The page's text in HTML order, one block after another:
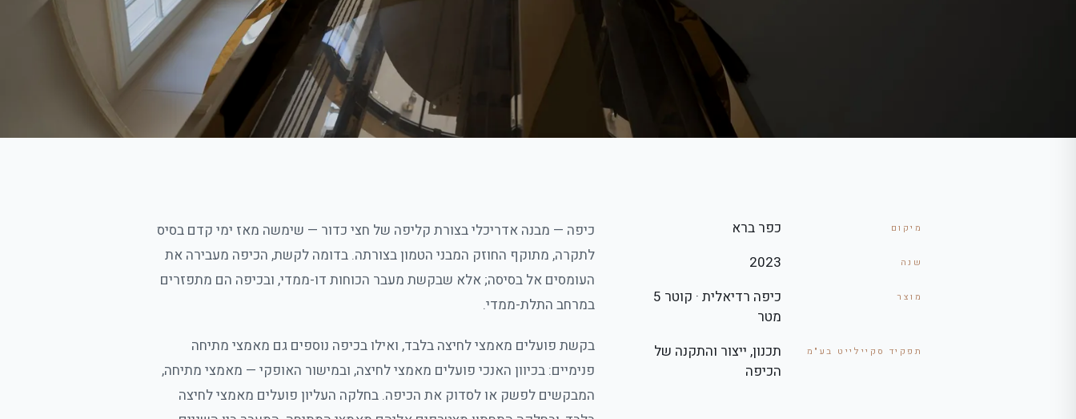
מיקום כפר ברא
שנה 2023
מוצר
כיפה רדיאלית · קוטר 5
מטר
תפקיד סקיילייט בע"מ
תכנון, ייצור והתקנה של
הכיפה
כיפה — מבנה אדריכלי בצורת קליפה של חצי כדור — שימשה מאז ימי קדם בסיס
לתקרה, מתוקף החוזק המבני הטמון בצורתה. בדומה לקשת, הכיפה מעבירה את
העומסים אל בסיסה; אלא שבקשת מעבר הכוחות דו-ממדי, ובכיפה הם מתפזרים
במרחב התלת-ממדי.
בקשת פועלים מאמצי לחיצה בלבד, ואילו בכיפה נוספים גם מאמצי מתיחה
פנימיים: בכיוון האנכי פועלים מאמצי לחיצה, ובמישור האופקי — מאמצי מתיחה,
המבקשים לפשק או לסדוק את הכיפה. בחלקה העליון פועלים מאמצי לחיצה